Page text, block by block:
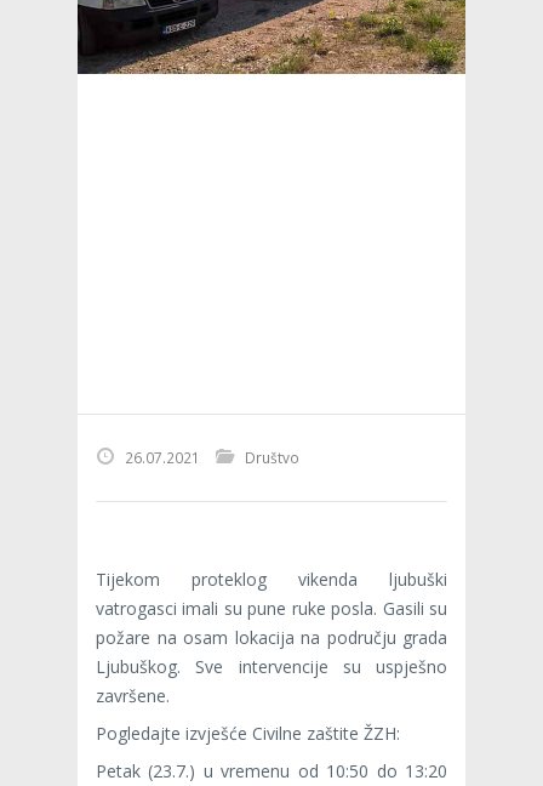
26.07.2021 Društvo
Tijekom proteklog vikenda ljubuški
vatrogasci imali su pune ruke posla. Gasili su
požare na osam lokacija na području grada
Ljubuškog. Sve intervencije su uspješno
završene.
Pogledajte izvješće Civilne zaštite ŽZH:
Petak (23.7.) u vremenu od 10:50 do 13:20